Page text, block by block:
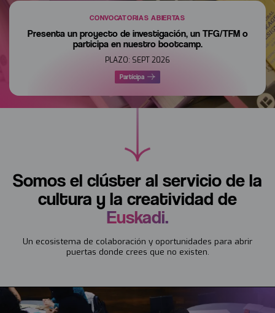
CONVOCATORIAS ABIERTAS
Presenta un proyecto de investigación, un TFG/TFM o
participa en nuestro bootcamp.
PLAZO: SEPT 2026
Participa
Somos el clúster al servicio de la
cultura y la creatividad de
Euskadi.
Un ecosistema de colaboración y oportunidades para abrir
puertas donde crees que no existen.